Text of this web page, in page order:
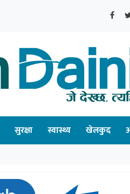
सुरक्षा स्वास्थ्य खेलकुद